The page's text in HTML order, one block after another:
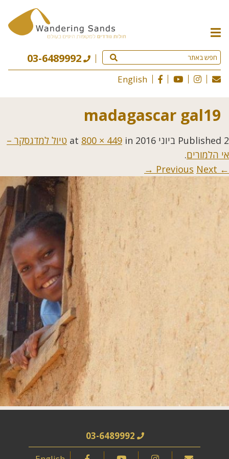
תפריט
האתר
03-6489992
English
madagascar gal19
Published 2 ביוני 2016 800 × 449 in
טיול למדגסקר –
אי הלמורים.
← Previous
Next →
03-6489992